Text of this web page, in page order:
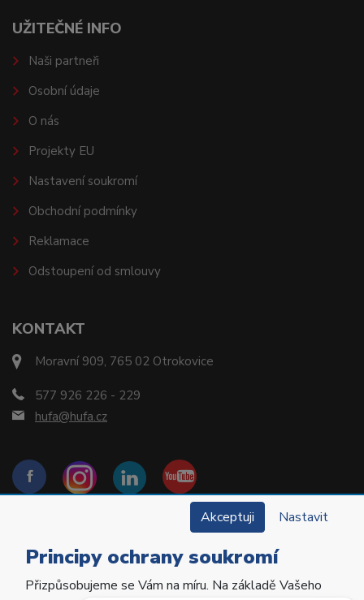
KONTAKT
Moravní 909, 765 02 Otrokovice
577 926 226 - 229
hufa@hufa.cz
UŽITEČNÉ INFO
Naši partneři
Osobní údaje
O nás
Projekty EU
Nastavení soukromí
Obchodní podmínky
Reklamace
Odstoupení od smlouvy
Copyright © 2022 Hu-Fa Dental a.s. Všechna práva
Akceptuji Nastavit
Principy ochrany soukromí
Přizpůsobujeme se Vám na míru. Na základě Vašeho